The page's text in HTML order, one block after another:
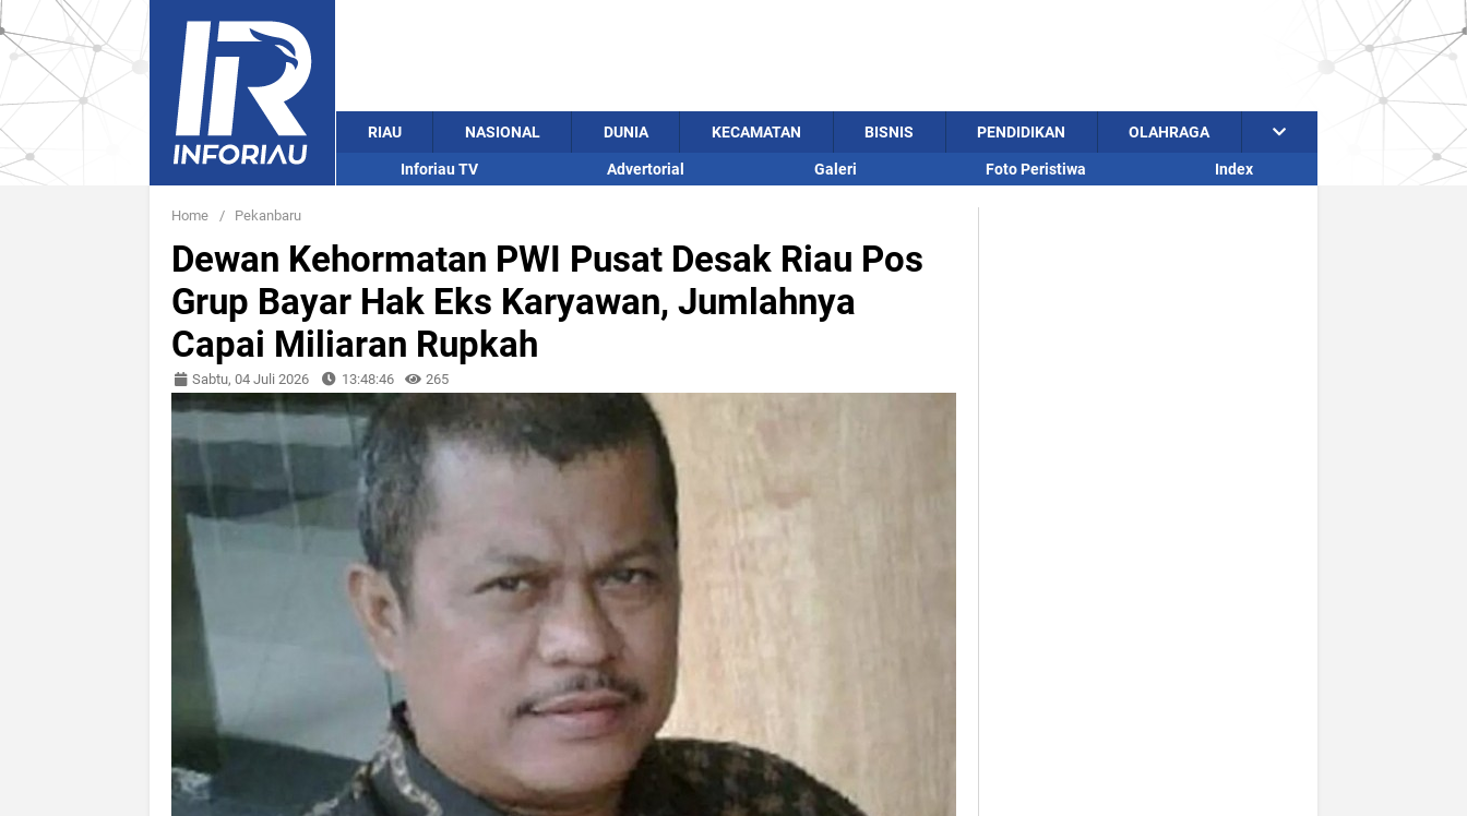
RIAU NASIONAL DUNIA KECAMATAN BISNIS PENDIDIKAN OLAHRAGA
Inforiau TV Advertorial Galeri Foto Peristiwa Index
Home / Pekanbaru
Dewan Kehormatan PWI Pusat Desak Riau Pos
Grup Bayar Hak Eks Karyawan, Jumlahnya
Capai Miliaran Rupkah
Sabtu, 04 Juli 2026 13:48:46 265